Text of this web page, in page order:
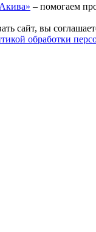
– помогаем
сайт, вы
обработки